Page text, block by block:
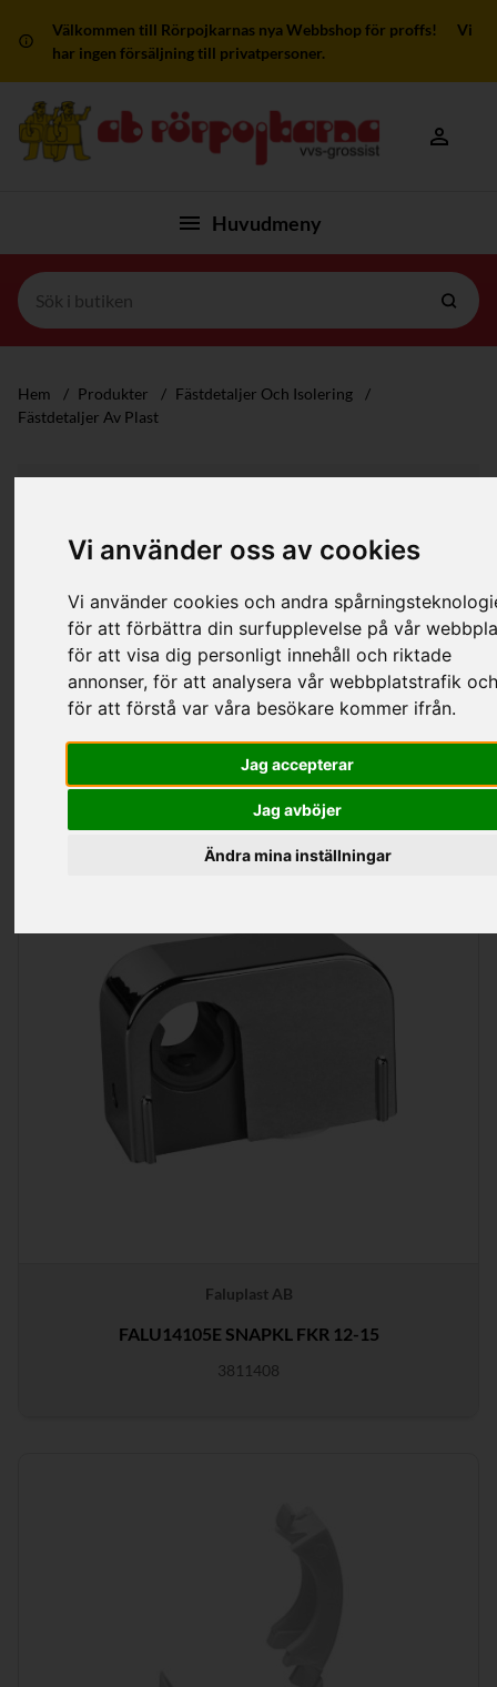
Vi använder oss av cookies
Vi använder cookies och andra
för att förbättra din surfupplevelse på vår
för att visa dig personligt innehåll och riktade
annonser, för att analysera vår webbplatstrafik
för att förstå var våra besökare kommer ifrån.
Jag accepterar
Jag avböjer
Ändra mina inställningar
Välkommen till Rörpojkarnas nya Webbshop för proffs! Vi
har ingen försäljning till privatpersoner.
Mitt
Huvudmeny
Hem / Produkter / Fästdetaljer Och Isolering
/
Fästdetaljer Av Plast
Kategorier
Fästdetaljer Av Plast
Visa
Faluplast AB
FALU14105E SNAPKL FKR 12-15
3811408